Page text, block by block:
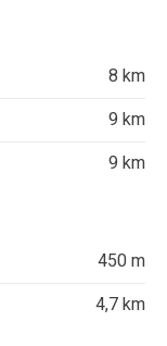
8 km
9 km
9 km
450 m
4,7 km